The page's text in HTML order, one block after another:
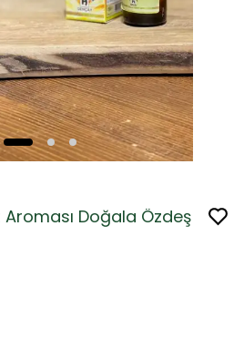
Doğala Özdeş